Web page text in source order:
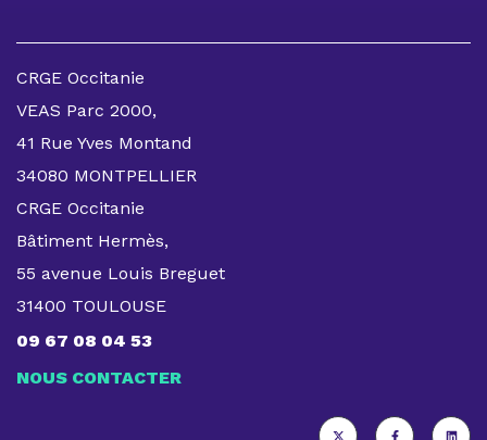
CRGE Occitanie
VEAS Parc 2000,
41 Rue Yves Montand
34080 MONTPELLIER
CRGE Occitanie
Bâtiment Hermès,
55 avenue Louis Breguet
31400 TOULOUSE
09 67 08 04 53
NOUS CONTACTER